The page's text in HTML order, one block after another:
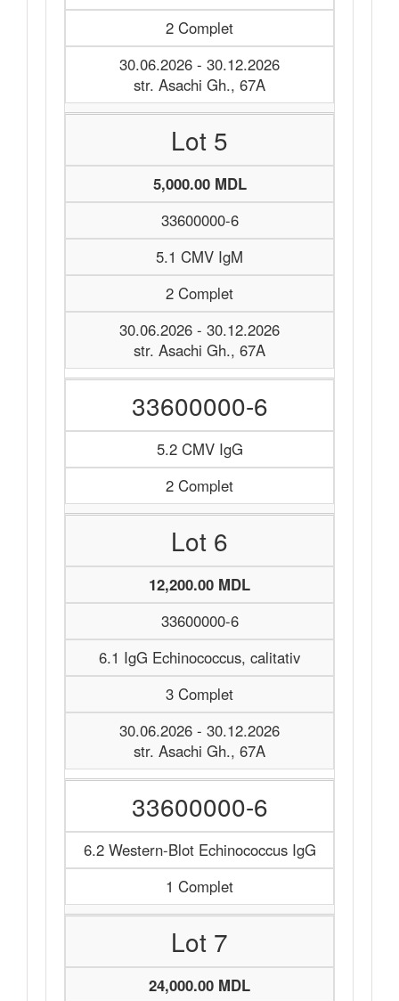
2 Complet
30.06.2026 - 30.12.2026
str. Asachi Gh., 67A
Lot 5
5,000.00 MDL
33600000-6
5.1 CMV IgM
2 Complet
30.06.2026 - 30.12.2026
str. Asachi Gh., 67A
33600000-6
5.2 CMV IgG
2 Complet
Lot 6
12,200.00 MDL
33600000-6
6.1 IgG Echinococcus, calitativ
3 Complet
30.06.2026 - 30.12.2026
str. Asachi Gh., 67A
33600000-6
6.2 Western-Blot Echinococcus IgG
1 Complet
Lot 7
24,000.00 MDL